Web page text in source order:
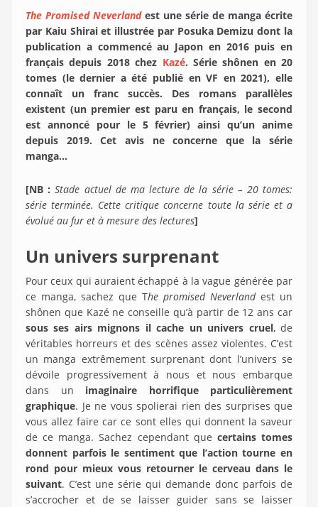
The Promised Neverlandest une série de manga écrite
par Kaiu Shirai et illustrée par Posuka Demizu dont la
publication a commencé au Japon en 2016 puis en
français depuis 2018 chez Kazé. Série shônen en 20
tomes (le dernier a été publié en VF en 2021), elle
connaît un franc succès. Des romans parallèles
existent (un premier est paru en français, le second
est annoncé pour le 5 février) ainsi qu’un anime
depuis 2019. Cet avis ne concerne que la série
manga...
[NB :Stade actuel de ma lecture de la série – 20 tomes:
série terminée. Cette critique concerne toute la série et a
évolué au fur et à mesure des lectures]
Un univers surprenant
Pour ceux qui auraient échappé à la vague générée par
ce manga, sachez que The promised Neverlandest un
shônen que Kazé ne conseille qu’à partir de 12 ans car
sous ses airs mignons il cache un univers cruel, de
véritables horreurs et des scènes assez violentes. C’est
un manga extrêmement surprenant dont l’univers se
dévoile progressivement à nous et nous embarque
dans un imaginaire horrifique particulièrement
graphique. Je ne vous spolierai rien des surprises que
vous allez faire car ce sont elles qui donnent la saveur
de ce manga. Sachez cependant que certains tomes
donnent parfois le sentiment que l’action tourne en
rond pour mieux vous retourner le cerveau dans le
suivant. C’est une série qui demande donc parfois de
s’accrocher et de se laisser guider sans se laisser